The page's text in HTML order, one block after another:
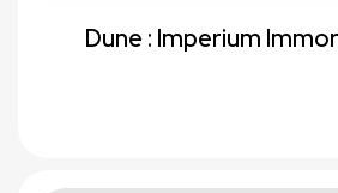
Dune : Imperium